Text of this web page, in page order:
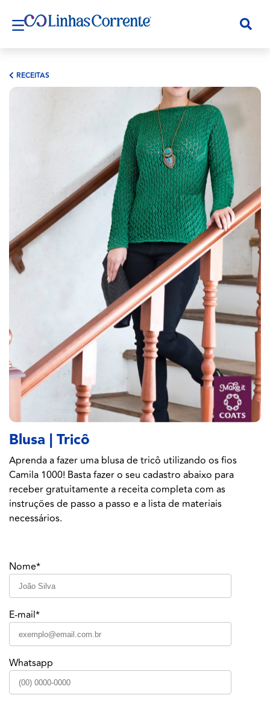
RECEITAS
Blusa | Tricô
Aprenda a fazer uma blusa de tricô utilizando os fios
Camila 1000! Basta fazer o seu cadastro abaixo para
receber gratuitamente a receita completa com as
instruções de passo a passo e a lista de materiais
necessários.
Nome*
E-mail*
Whatsapp